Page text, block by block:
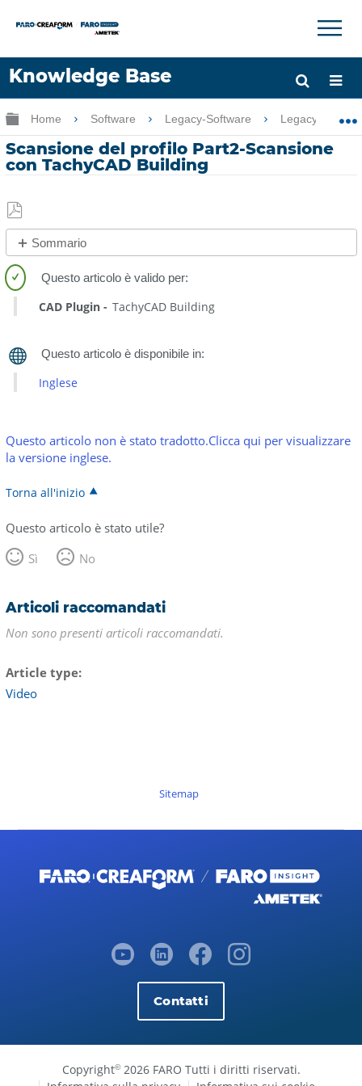
Knowledge Base
Lingua
Chiedere aiuto Accesso
×
Ingrandisci/riduci gerarchia globale
Home Software Legacy-Software Legacy-
Scansione del profilo Part2-Scansione
con TachyCAD Building
Salva
come
PDF
Sommario
No
intestazioni
CAD Plugin TachyCAD Building
Inglese
Questo articolo non è stato tradotto.Clicca qui per visualizzare
la versione inglese.
Torna all'inizio
Questo articolo è stato utile?
Sì
No
Articoli raccomandati
Non sono presenti articoli raccomandati.
Article type
Video
Sitemap
Contatti
Copyright©2026 FARO Tutti i diritti riservati.